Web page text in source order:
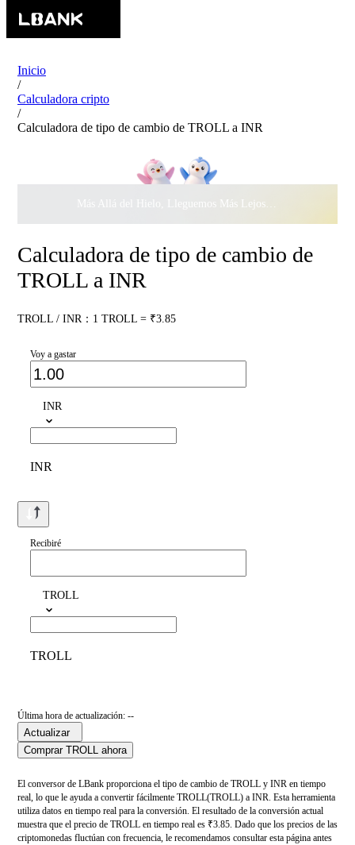
Inicio
/
Calculadora cripto
/
Calculadora de tipo de cambio de TROLL a INR
Más Allá del Hielo, Lleguemos Más Lejos Juntos ·
Calculadora de tipo de cambio de
TROLL a INR
TROLL / INR：1 TROLL = ₹3.85
Voy a gastar
INR
INR
Recibiré
TROLL
TROLL
Última hora de actualización: --
Actualizar
Comprar TROLL ahora
El conversor de LBank proporciona el tipo de cambio de TROLL y INR en tiempo
real, lo que le ayuda a convertir fácilmente TROLL(TROLL) a INR. Esta herramienta
utiliza datos en tiempo real para la conversión. El resultado de la conversión actual
muestra que el precio de TROLL en tiempo real es ₹3.85. Dado que los precios de las
criptomonedas fluctúan con frecuencia, le recomendamos consultar esta página antes